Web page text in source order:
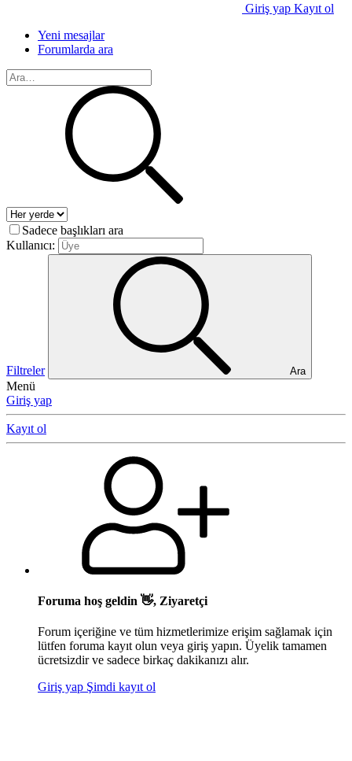
Giriş yap Kayıt ol
Yeni mesajlar
Forumlarda ara
Sadece başlıkları ara
Kullanıcı:
Filtreler Ara
Menü
Giriş yap
Kayıt ol
Foruma hoş geldin 👋, Ziyaretçi
Forum içeriğine ve tüm hizmetlerimize erişim sağlamak için
lütfen foruma kayıt olun veya giriş yapın. Üyelik tamamen
ücretsizdir ve sadece birkaç dakikanızı alır.
Giriş yap Şimdi kayıt ol